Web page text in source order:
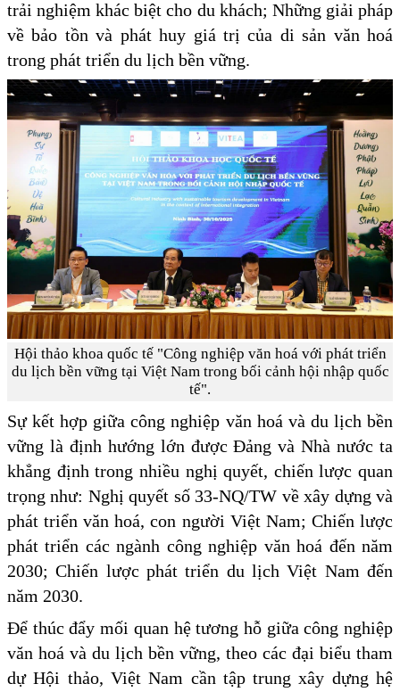
trải nghiệm khác biệt cho du khách; Những giải pháp
về bảo tồn và phát huy giá trị của di sản văn hoá
trong phát triển du lịch bền vững.
Hội thảo khoa quốc tế "Công nghiệp văn hoá với phát triển
du lịch bền vững tại Việt Nam trong bối cảnh hội nhập quốc
tế".
Sự kết hợp giữa công nghiệp văn hoá và du lịch bền
vững là định hướng lớn được Đảng và Nhà nước ta
khẳng định trong nhiều nghị quyết, chiến lược quan
trọng như: Nghị quyết số 33-NQ/TW về xây dựng và
phát triển văn hoá, con người Việt Nam; Chiến lược
phát triển các ngành công nghiệp văn hoá đến năm
2030; Chiến lược phát triển du lịch Việt Nam đến
năm 2030.
Để thúc đẩy mối quan hệ tương hỗ giữa công nghiệp
văn hoá và du lịch bền vững, theo các đại biểu tham
dự Hội thảo, Việt Nam cần tập trung xây dựng hệ